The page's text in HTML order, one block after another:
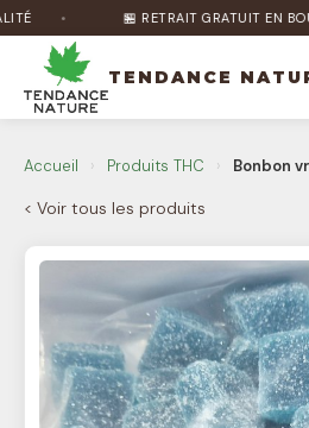
🏪 RETRAIT GRATUIT EN
TENDANCE
Accueil › Produits THC › Bonbon
< Voir tous les produits
🌿 En ligne
Bonjour ! Je suis Nature Bot 🌿
puis-je vous aider ?